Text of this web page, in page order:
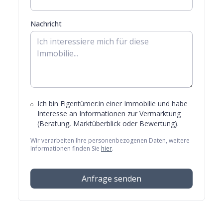
Nachricht
Ich bin Eigentümer:in einer Immobilie und habe
Interesse an Informationen zur Vermarktung
(Beratung, Marktüberblick oder Bewertung).
Wir verarbeiten Ihre personenbezogenen Daten, weitere
Informationen finden Sie hier.
Anfrage senden